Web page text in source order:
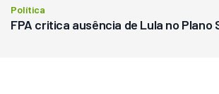
Política
FPA critica ausência de Lula no Plano